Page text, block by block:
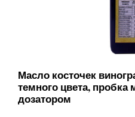
Масло косточек
темного цвета, пробка
дозатором